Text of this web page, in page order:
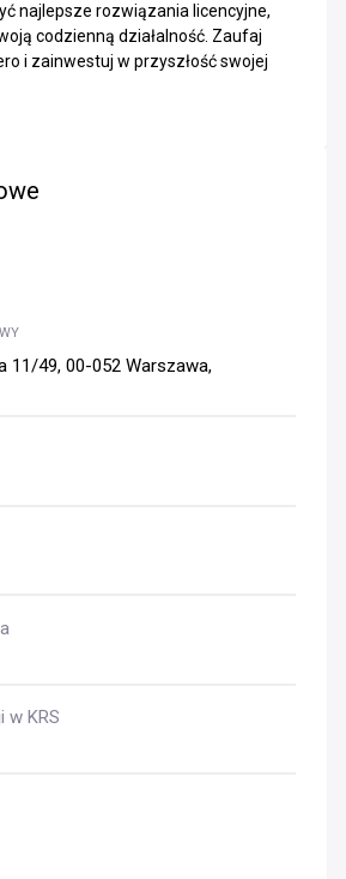
najlepsze rozwiązania licencyjne,
codzienną działalność. Zaufaj
i zainwestuj w przyszłość swojej
11/49, 00-052 Warszawa,
w KRS